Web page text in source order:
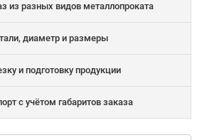
из разных видов металлопроката
диаметр и размеры
и подготовку продукции
с учётом габаритов заказа